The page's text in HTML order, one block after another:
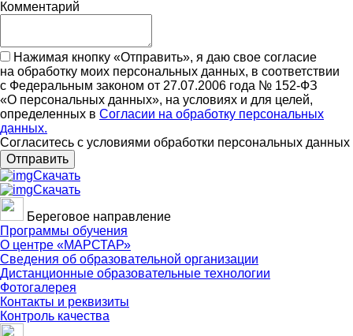
Комментарий
Нажимая кнопку «Отправить», я даю свое согласие
на обработку моих персональных данных, в соответствии
с Федеральным законом от 27.07.2006 года № 152-ФЗ
«О персональных данных», на условиях и для целей,
определенных в Согласии на обработку персональных
данных.
Согласитесь с условиями обработки персональных данных
Отправить
Скачать
Скачать
Береговое направление
Программы обучения
О центре «МАРСТАР»
Сведения об образовательной организации
Дистанционные образовательные технологии
Фотогалерея
Контакты и реквизиты
Контроль качества